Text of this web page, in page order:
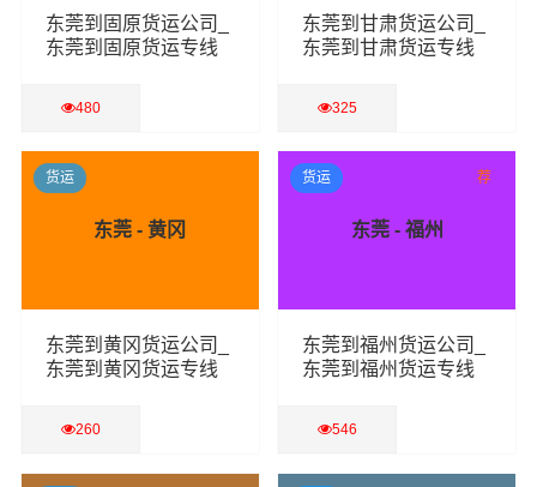
东莞到固原货运公司_
东莞到固原货运专线
480
查看详细
东莞到甘肃货运公司_
东莞到甘肃货运专线
325
查看详细
东莞 - 黄冈
东莞到黄冈货运公司_
东莞到黄冈货运专线
260
查看详细
货运
东莞 - 福州
东莞到福州货运公司_
东莞到福州货运专线
546
查看详细
货运 荐